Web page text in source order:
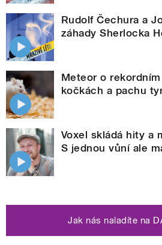
Rudolf Čechura a
záhady Sherlocka
Meteor o
kočkách a pachu
Voxel skládá hity a
S jednou vůní ale
Jak nás naladíte na